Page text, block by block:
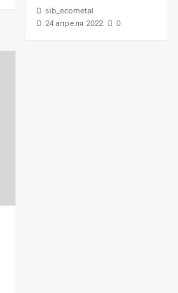
sib_ecometal
24 апреля 2022 0